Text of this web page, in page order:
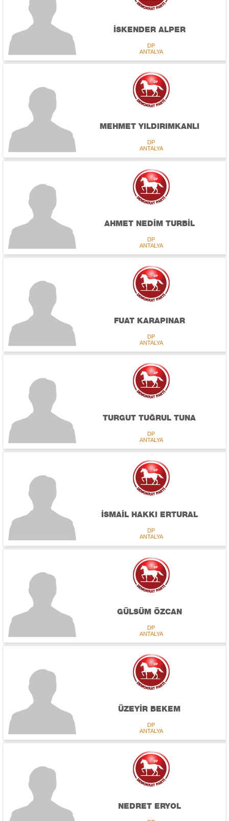
İSKENDER ALPER
DP
ANTALYA
MEHMET YILDIRIMKANLI
DP
ANTALYA
AHMET NEDİM TURBİL
DP
ANTALYA
FUAT KARAPINAR
DP
ANTALYA
TURGUT TUĞRUL TUNA
DP
ANTALYA
İSMAİL HAKKI ERTURAL
DP
ANTALYA
GÜLSÜM ÖZCAN
DP
ANTALYA
ÜZEYİR BEKEM
DP
ANTALYA
NEDRET ERYOL